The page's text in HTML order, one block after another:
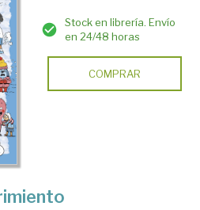
Stock en librería. Envío
en 24/48 horas
COMPRAR